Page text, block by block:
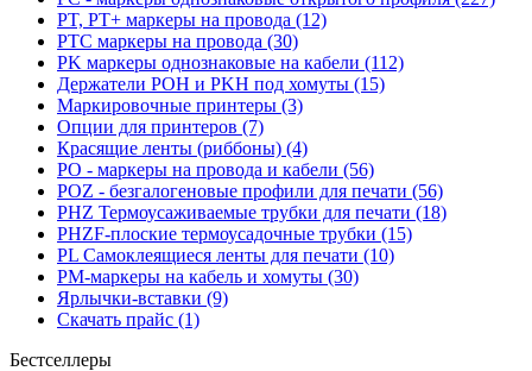
PT, PT+ маркеры на провода (12)
PTC маркеры на провода (30)
PK маркеры однознаковые на кабели (112)
Держатели POH и PKH под хомуты (15)
Маркировочные принтеры (3)
Опции для принтеров (7)
Красящие ленты (риббоны) (4)
PO - маркеры на провода и кабели (56)
POZ - безгалогеновые профили для печати (56)
PHZ Термоусаживаемые трубки для печати (18)
PHZF-плоские термоусадочные трубки (15)
PL Самоклеящиеся ленты для печати (10)
PM-маркеры на кабель и хомуты (30)
Ярлычки-вставки (9)
Скачать прайс (1)
Бестселлеры